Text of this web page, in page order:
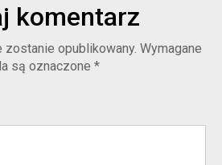
komentarz
opublikowany. Wymagane
są oznaczone *